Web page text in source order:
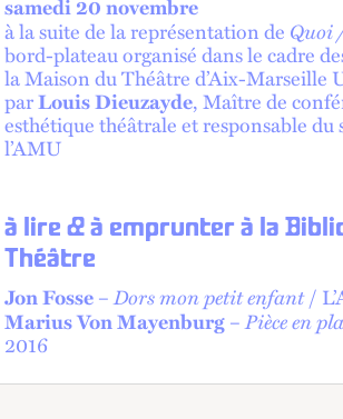
samedi 20 novembre
à la suite de la représentation de Quoi
bord-plateau organisé dans le cadre
la Maison du Théâtre d’Aix-Marseille
parLouis Dieuzayde, Maître de
esthétique théâtrale et responsable du
l’AMU
à lire & à emprunter à la
Théâtre
Jon Fosse–Dors mon petit enfant/
Marius Von Mayenburg–Pièce en
2016